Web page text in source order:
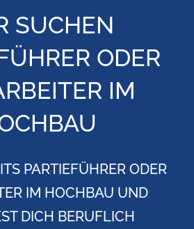
SUCHEN
ODER
IM
PARTIEFÜHRER ODER
IM HOCHBAU UND
DICH BERUFLICH